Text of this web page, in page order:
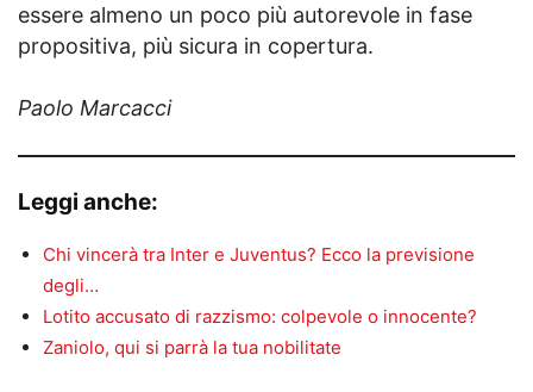
essere almeno un poco più autorevole in fase
propositiva, più sicura in copertura.
Paolo Marcacci
Leggi anche:
Chi vincerà tra Inter e Juventus? Ecco la previsione
degli…
Lotito accusato di razzismo: colpevole o innocente?
Zaniolo, qui si parrà la tua nobilitate